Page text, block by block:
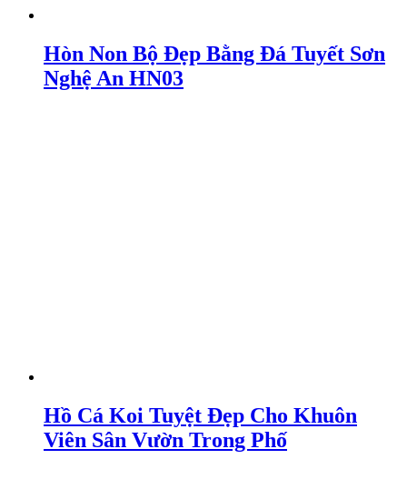
Hòn Non Bộ Đẹp Bằng Đá Tuyết Sơn
Nghệ An HN03
Hồ Cá Koi Tuyệt Đẹp Cho Khuôn
Viên Sân Vườn Trong Phố